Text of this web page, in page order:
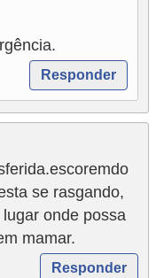
Responder
se rasgando,
onde possa
mamar.
Responder